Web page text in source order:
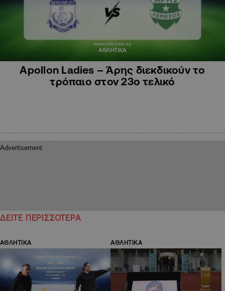
ΑΘΛΗΤΙΚΑ
Apollon Ladies – Άρης διεκδικούν το
τρόπαιο στον 23ο τελικό
ΔΕΙΤΕ ΠΕΡΙΣΣΟΤΕΡΑ
ΑΘΛΗΤΙΚΑ ΑΘΛΗΤΙΚΑ